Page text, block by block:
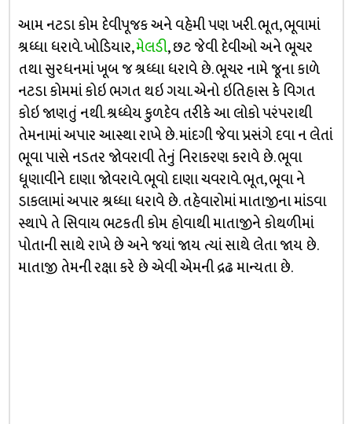
આમ નટડા કોમ દેવીપૂજક અને વહેમી પણ ખરી. ભૂત, ભૂવામાં
શ્રધ્ધા ધરાવે. ખોડિયાર,મેલડી, છટ જેવી દેવીઓ અને ભૂચર
તથા સુરધનમાં ખૂબ જ શ્રધ્ધા ધરાવે છે. ભૂચર નામે જૂના કાળે
નટડા કોમમાં કોઇ ભગત થઇ ગયા. એનો ઇતિહાસ કે વિગત
કોઇ જાણતું નથી. શ્રધ્ધેય કુળદેવ તરીકે આ લોકો પરંપરાથી
તેમનામાં અપાર આસ્થા રાખે છે. માંદગી જેવા પ્રસંગે દવા ન લેતાં
ભૂવા પાસે નડતર જોવરાવી તેનું નિરાકરણ કરાવે છે. ભૂવા
ધૂણાવીને દાણા જોવરાવે. ભૂવો દાણા ચવરાવે. ભૂત, ભૂવા ને
ડાકલામાં અપાર શ્રધ્ધા ધરાવે છે. તહેવારોમાં માતાજીના માંડવા
સ્થાપે તે સિવાય ભટકતી કોમ હોવાથી માતાજીને કોથળીમાં
પોતાની સાથે રાખે છે અને જયાં જાય ત્યાં સાથે લેતા જાય છે.
માતાજી તેમની રક્ષા કરે છે એવી એમની દ્રઢ માન્યતા છે.